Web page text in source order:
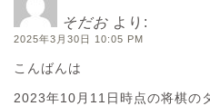
そだお より:
2025年3月30日 10:05 PM
こんばんは
2023年10月11日時点の将棋の